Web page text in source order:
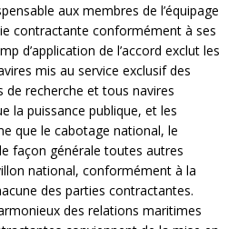
aux membres de l’équipage
contractante conformément à ses
d’application de l’accord exclut les
mis au service exclusif des
de recherche et tous navires
la puissance publique, et les
que le cabotage national, le
façon générale toutes autres
national, conformément à la
des parties contractantes.
des relations maritimes